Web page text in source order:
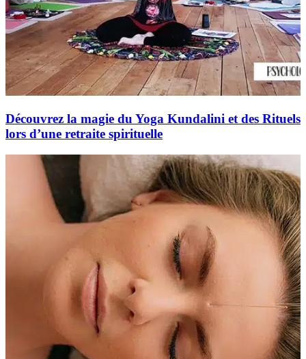
Découvrez la magie du Yoga Kundalini et des Rituels
lors d’une retraite spirituelle